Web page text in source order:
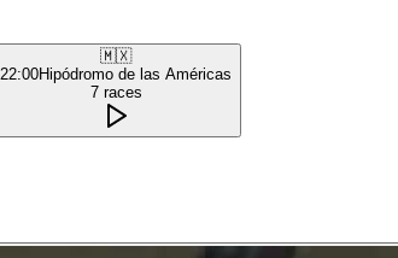
🇲🇽
22:00Hipódromo de las Américas
7 races